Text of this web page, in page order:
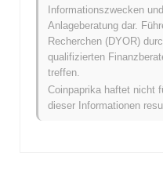
Wie schneidet
Kryptomarkt ab?
In den letzten 7 Tagen ist
übertraf damit den
von 0.07% verzeichnete.
der Preisentwicklung von
Informationszwecken
Anlageberatung dar.
Recherchen (DYOR)
qualifizierten
treffen.
Coinpaprika haftet nicht
dieser Informationen